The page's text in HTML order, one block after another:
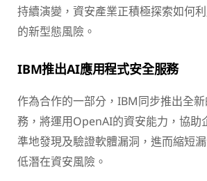
持續演變，資安產業正積極探索如何
的新型態風險。
IBM推出AI應用程式安全服務
作為合作的一部分，IBM同步推出全
務，將運用OpenAI的資安能力，協助
準地發現及驗證軟體漏洞，進而縮短
低潛在資安風險。